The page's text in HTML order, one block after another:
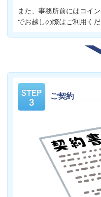
また、事務所前にはコイ
でお越しの際はご利用くだ
ご契約